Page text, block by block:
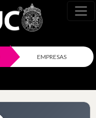
EMPRESAS